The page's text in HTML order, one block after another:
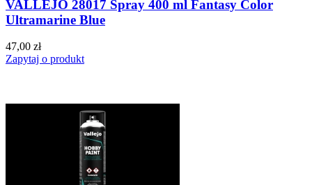
VALLEJO 28017 Spray 400 ml Fantasy Color
Ultramarine Blue
47,00 zł
Zapytaj o produkt